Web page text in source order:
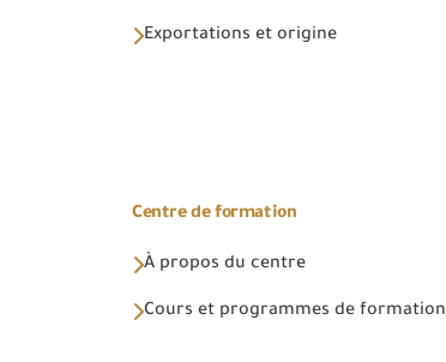
Exportations et origine
Centre de formation
À propos du centre
Cours et programmes de formation